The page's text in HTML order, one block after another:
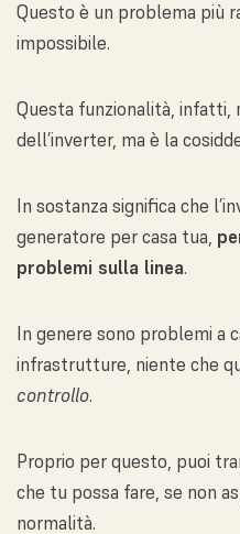
Questo è un problema più
impossibile.
Questa funzionalità, infatti,
dell’inverter, ma è la
In sostanza significa che
generatore per casa tua,
problemi sulla linea.
In genere sono problemi a
infrastrutture, niente che
controllo.
Proprio per questo, puoi
che tu possa fare, se non
normalità.